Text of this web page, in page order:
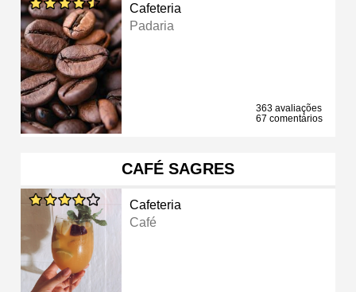
Cafeteria
Padaria
363 avaliações
67 comentários
CAFÉ SAGRES
Cafeteria
Café